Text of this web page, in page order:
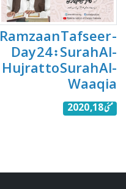
Ramzaan Tafseer -
Day 24 : Surah Al-
Hujrat to Surah Al-
Waaqia
مئی 18, 2020